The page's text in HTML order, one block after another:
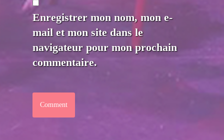
Enregistrer mon nom, mon e-
mail et mon site dans le
navigateur pour mon prochain
commentaire.